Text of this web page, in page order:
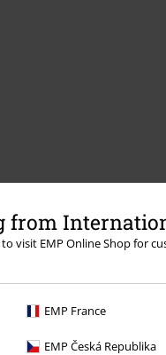
from
to visit EMP Online Shop for
EMP France
EMP Česká Republika